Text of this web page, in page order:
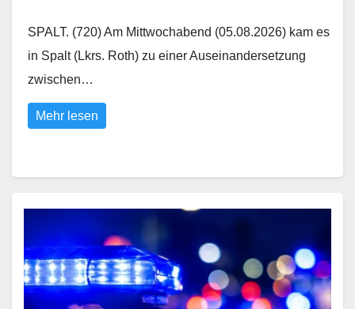
SPALT. (720) Am Mittwochabend (05.08.2026) kam es
in Spalt (Lkrs. Roth) zu einer Auseinandersetzung
zwischen…
Mehr lesen